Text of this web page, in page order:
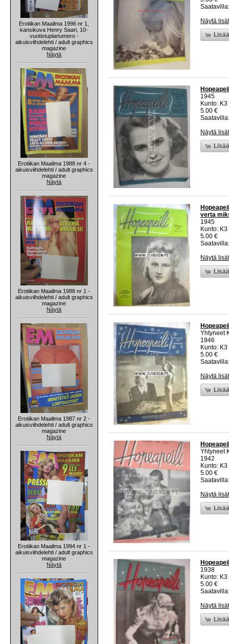
Erotiikan Maailma 1996 nr 1,
kansikuva Henry Saari, 10-
vuotistuplanumero -
aikuisviihdelehti / adult graphics
magazine
Näytä
Erotiikan Maailma 1988 nr 4 -
aikuisviihdelehti / adult graphics
magazine
Näytä
Erotiikan Maailma 1988 nr 1 -
aikuisviihdelehti / adult graphics
magazine
Näytä
Erotiikan Maailma 1987 nr 2 -
aikuisviihdelehti / adult graphics
magazine
Näytä
Erotiikan Maailma 1994 nr 1 -
aikuisviihdelehti / adult graphics
magazine
Näytä
Näytä
1945
Kunto:
5.00 €
Näytä
verta
1945
Kunto:
5.00 €
Näytä
Yhtyneet
1946
Kunto:
5.00 €
Näytä
Yhtyneet
1942
Kunto:
5.00 €
Näytä
1938
Kunto:
5.00 €
Näytä